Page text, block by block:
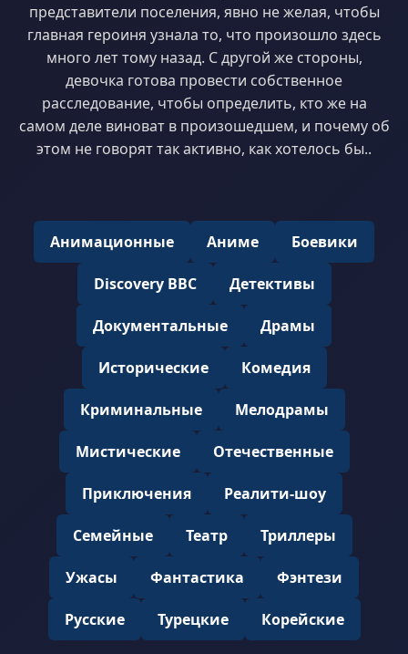
представители поселения, явно не желая, чтобы
главная героиня узнала то, что произошло здесь
много лет тому назад. С другой же стороны,
девочка готова провести собственное
расследование, чтобы определить, кто же на
самом деле виноват в произошедшем, и почему об
этом не говорят так активно, как хотелось бы..
Анимационные Аниме Боевики
Discovery BBC Детективы
Документальные Драмы
Исторические Комедия
Криминальные Мелодрамы
Мистические Отечественные
Приключения Реалити-шоу
Семейные Театр Триллеры
Ужасы Фантастика Фэнтези
Русские Турецкие Корейские